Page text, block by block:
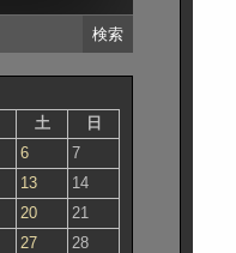
土 日
6
7
13
14
20
21
27
28